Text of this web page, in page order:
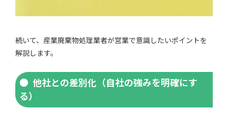
続いて、産業廃棄物処理業者が営業で意識したいポイントを
解説します。
他社との差別化（自社の強みを明確にす
る）